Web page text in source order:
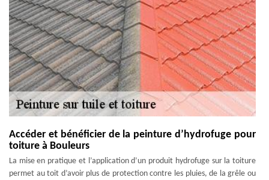
Accéder et bénéficier de la peinture d’hydrofuge pour
toiture à Bouleurs
La mise en pratique et l’application d’un produit hydrofuge sur la toiture
permet au toit d’avoir plus de protection contre les pluies, de la grêle ou